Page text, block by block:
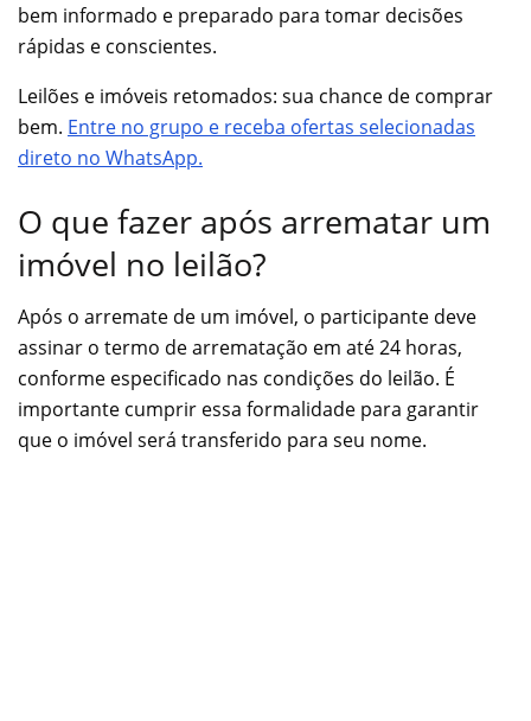
bem informado e preparado para tomar decisões
rápidas e conscientes.
Leilões e imóveis retomados: sua chance de comprar
bem. Entre no grupo e receba ofertas selecionadas
direto no WhatsApp.
O que fazer após arrematar um
imóvel no leilão?
Após o arremate de um imóvel, o participante deve
assinar o termo de arrematação em até 24 horas,
conforme especificado nas condições do leilão. É
importante cumprir essa formalidade para garantir
que o imóvel será transferido para seu nome.